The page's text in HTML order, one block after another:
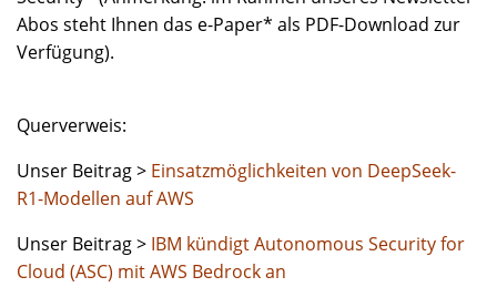
Abos steht Ihnen das e-Paper* als PDF-Download zur
Verfügung).
Querverweis:
Unser Beitrag > Einsatzmöglichkeiten von DeepSeek-
R1-Modellen auf AWS
Unser Beitrag > IBM kündigt Autonomous Security for
Cloud (ASC) mit AWS Bedrock an